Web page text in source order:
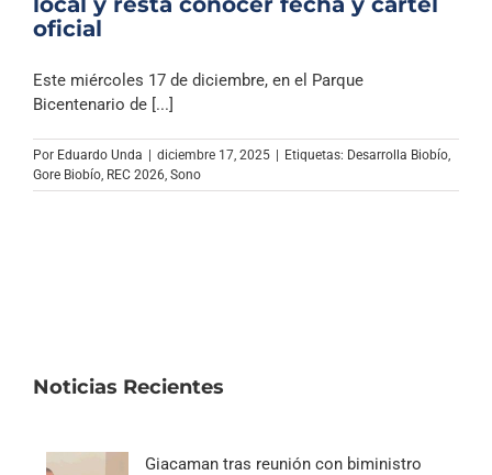
oficial
Este miércoles 17 de diciembre, en el Parque
Bicentenario de [...]
Por Eduardo Unda | diciembre 17, 2025 | Etiquetas: Desarrolla Biobío
Gore Biobío REC 2026 Sono
Noticias Recientes
Giacaman tras reunión con biministro